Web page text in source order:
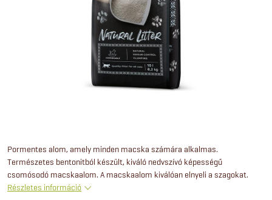
Pormentes alom, amely minden macska számára alkalmas.
Természetes bentonitból készült, kiváló nedvszívó képességű
csomósodó macskaalom. A macskaalom kiválóan elnyeli a szagokat.
Részletes információ